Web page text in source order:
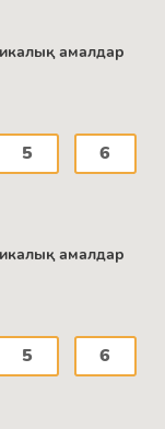
амалдар
5 6
амалдар
5 6